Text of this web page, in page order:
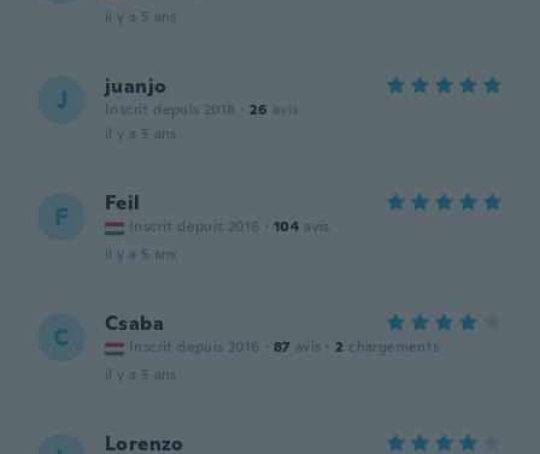
il y a 5 ans
J juanjo
Inscrit depuis 2018 · 26 avis
il y a 5 ans
F Feil
Inscrit depuis 2016 · 104 avis
il y a 5 ans
C Csaba
Inscrit depuis 2016 · 87 avis · 2 chargements
il y a 5 ans
Lorenzo